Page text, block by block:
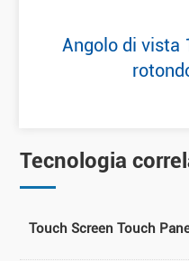
Angolo di vista
Tecnologia
Touch Screen Touch